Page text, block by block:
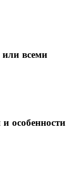
или всеми
особенности